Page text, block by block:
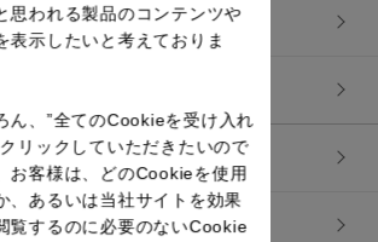
思われる製品のコンテンツや
表示したいと考えておりま
ん、”全てのCookieを受け入れ
リックしていただきたいので
お客様は、どのCookieを使用
、あるいは当社サイトを効果
覧するのに必要のないCookie